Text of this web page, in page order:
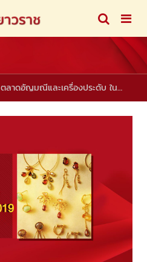
ตลาดอัญมณีและเครื่องประดับ ในญี่ปุ่น-UAE ปี2019